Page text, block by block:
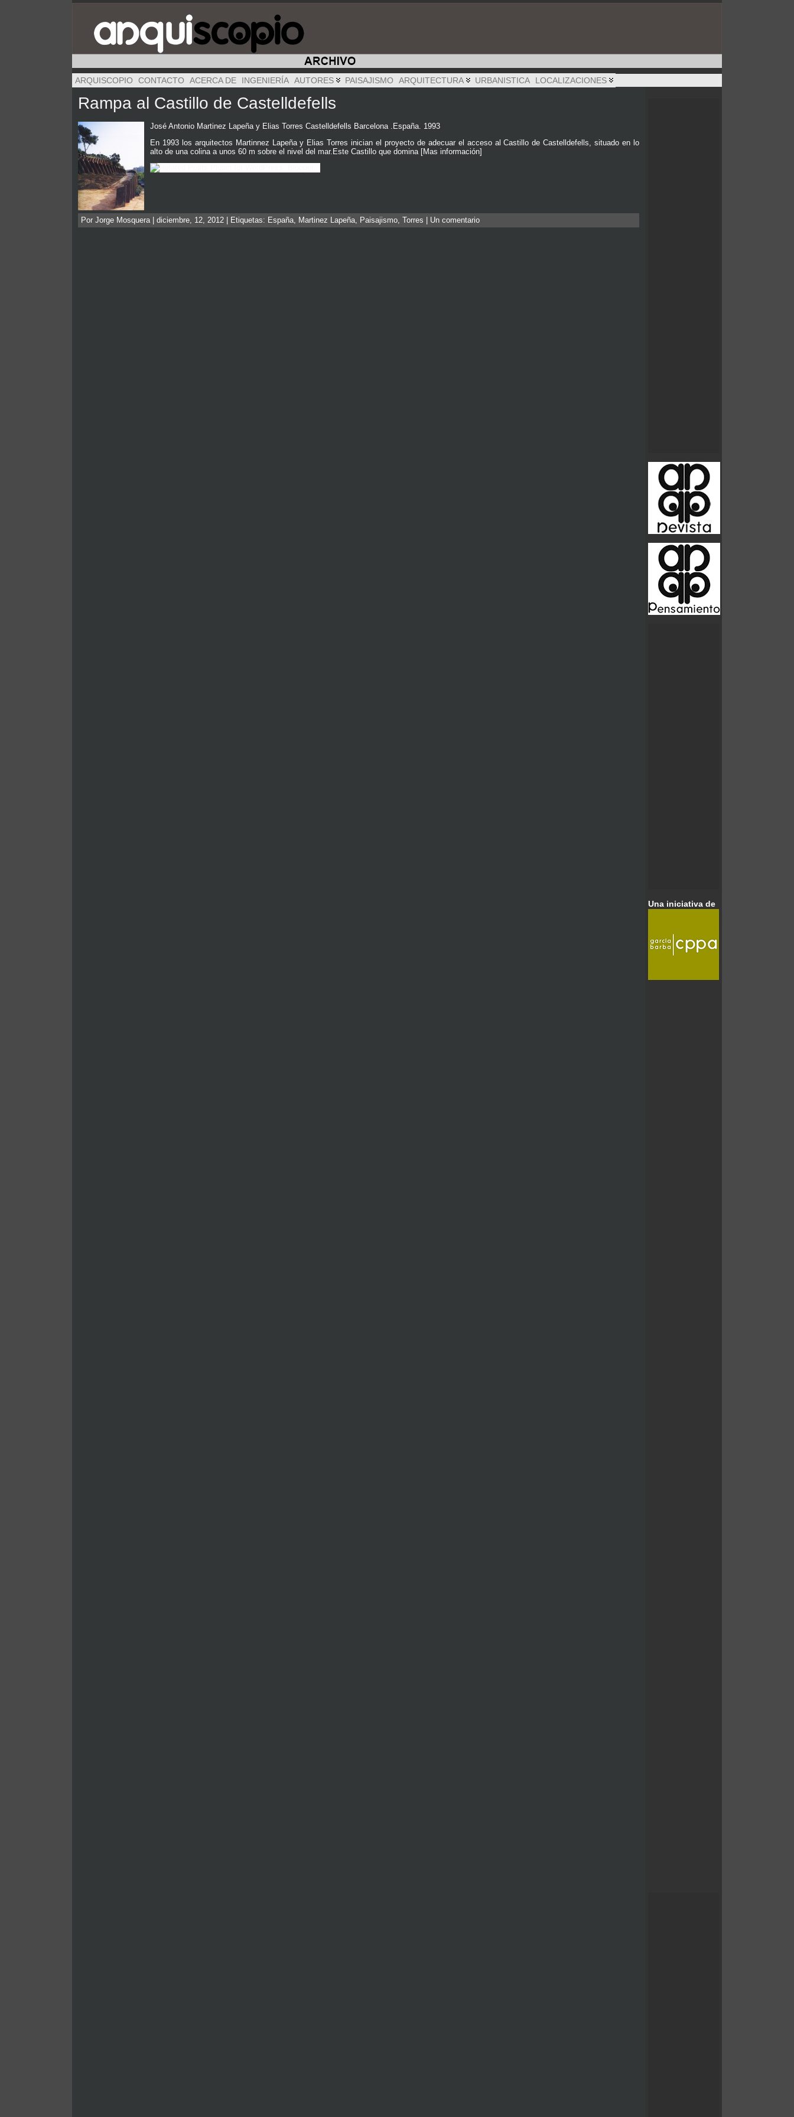
ARQUISCOPIO CONTACTO ACERCA DE INGENIERÍA AUTORES PAISAJISMO ARQUITECTURA URBANISTICA LOCALIZACIONES
Rampa al Castillo de Castelldefells
José Antonio Martinez Lapeña y Elias Torres Castelldefells Barcelona .España. 1993
En 1993 los arquitectos Martinnez Lapeña y Elias Torres inician el proyecto de adecuar el acceso al Castillo de Castelldefells, situado en lo
alto de una colina a unos 60 m sobre el nivel del mar.Este Castillo que domina [Mas información]
Por Jorge Mosquera | diciembre, 12, 2012 | Etiquetas: España Martinez Lapeña Paisajismo Torres Un comentario
Una iniciativa de